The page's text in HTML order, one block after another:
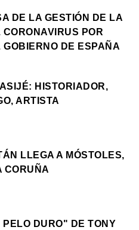
DE LA GESTIÓN DE LA
POR
GOBIERNO DE ESPAÑA
HISTORIADOR,
ARTISTA
LLEGA A MÓSTOLES,
CORUÑA
PELO DURO" DE TONY